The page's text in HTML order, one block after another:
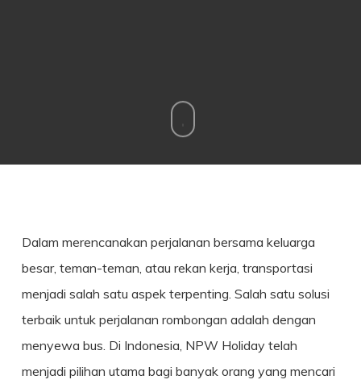
Dalam merencanakan perjalanan bersama keluarga
besar, teman-teman, atau rekan kerja, transportasi
menjadi salah satu aspek terpenting. Salah satu solusi
terbaik untuk perjalanan rombongan adalah dengan
menyewa bus. Di Indonesia, NPW Holiday telah
menjadi pilihan utama bagi banyak orang yang mencari